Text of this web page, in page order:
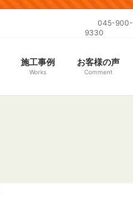
045-900-
9330
施工事例
Works
お客様の声
Comment